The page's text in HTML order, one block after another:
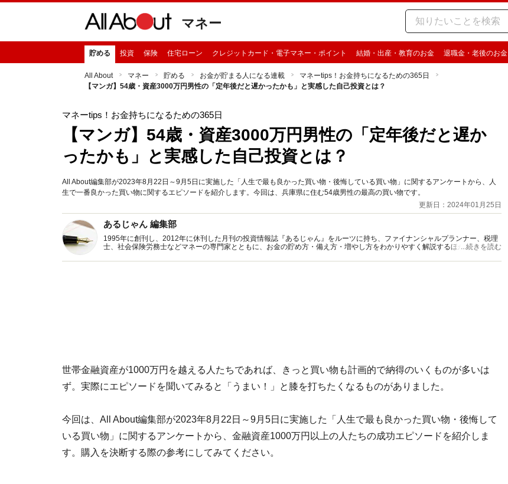
マネー
貯める 投資 保険 住宅ローン クレジットカード・電子マネー・ポイント 結婚・出産・教育のお金 退職金・老後のお金
All About マネー 貯める お金が貯まる人になる連載
マネーtips！お金持ちになるための365日
【マンガ】54歳・資産3000万円男性の「定年後だと遅かったかも」と実感した自己投資とは？
マネーtips！お金持ちになるための365日
【マンガ】54歳・資産3000万円男性の「定年後だと遅か
ったかも」と実感した自己投資とは？
All About編集部が2023年8月22日～9月5日に実施した「人生で最も良かった買い物・後悔している買い物」に関するアンケートから、人
生で一番良かった買い物に関するエピソードを紹介します。今回は、兵庫県に住む54歳男性の最高の買い物です。
更新日：2024年01月25日
あるじゃん 編集部
1995年に創刊し、2012年に休刊した月刊の投資情報誌『あるじゃん』をルーツに持ち、ファイナンシャルプランナー、税理
士、社会保険労務士などマネーの専門家とともに、お金の貯め方・備え方・増やし方をわかりやすく解説するほか、マネー最
...続きを読む
世帯金融資産が1000万円を越える人たちであれば、きっと買い物も計画的で納得のいくものが多いは
ず。実際にエピソードを聞いてみると「うまい！」と膝を打ちたくなるものがありました。
今回は、All About編集部が2023年8月22日～9月5日に実施した「人生で最も良かった買い物・後悔して
いる買い物」に関するアンケートから、金融資産1000万円以上の人たちの成功エピソードを紹介しま
す。購入を決断する際の参考にしてみてください。